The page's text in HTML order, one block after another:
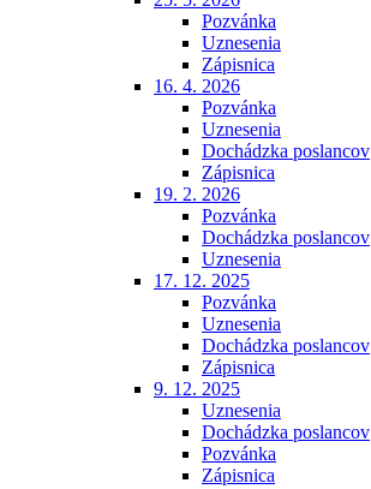
Pozvánka
Uznesenia
Zápisnica
16. 4. 2026
Pozvánka
Uznesenia
Dochádzka poslancov
Zápisnica
19. 2. 2026
Pozvánka
Dochádzka poslancov
Uznesenia
17. 12. 2025
Pozvánka
Uznesenia
Dochádzka poslancov
Zápisnica
9. 12. 2025
Uznesenia
Dochádzka poslancov
Pozvánka
Zápisnica